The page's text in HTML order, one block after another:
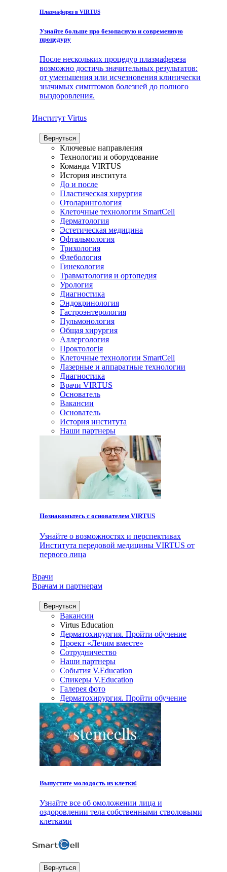
Плазмаферез в VIRTUS
Узнайте больше про безопасную и современную
процедуру
После нескольких процедур плазмафереза
возможно достичь значительных результатов:
от уменьшения или исчезновения клинически
значимых симптомов болезней до полного
выздоровления.
Институт Virtus
Вернуться
Ключевые направления
Технологии и оборудование
Команда VIRTUS
История института
До и после
Пластическая хирургия
Отоларингология
Клеточные технологии SmartCell
Дерматология
Эстетическая медицина
Офтальмология
Трихология
Флебология
Гинекология
Травматология и ортопедия
Урология
Диагностика
Эндокринология
Гастроэнтерология
Пульмонология
Общая хирургия
Аллергология
Проктологія
Клеточные технологии SmartCell
Лазерные и аппаратные технологии
Диагностика
Врачи VIRTUS
Основатель
Вакансии
Основатель
История института
Наши партнеры
Познакомьтесь с основателем VIRTUS
Узнайте о возможностях и перспективах
Института передовой медицины VIRTUS от
первого лица
Врачи
Врачам и партнерам
Вернуться
Вакансии
Virtus Education
Дерматохирургия. Пройти обучение
Проект «Лечим вместе»
Сотрудничество
Наши партнеры
События V.Education
Спикеры V.Education
Галерея фото
Дерматохирургия. Пройти обучение
Выпустите молодость из клетки!
Узнайте все об омоложении лица и
оздоровлении тела собственными стволовыми
клетками
Вернуться